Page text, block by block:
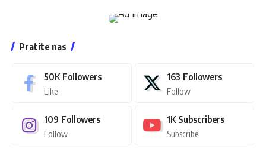
Pratite nas
50K Followers
Like
163 Followers
Follow
109 Followers
Follow
1K Subscribers
Subscribe